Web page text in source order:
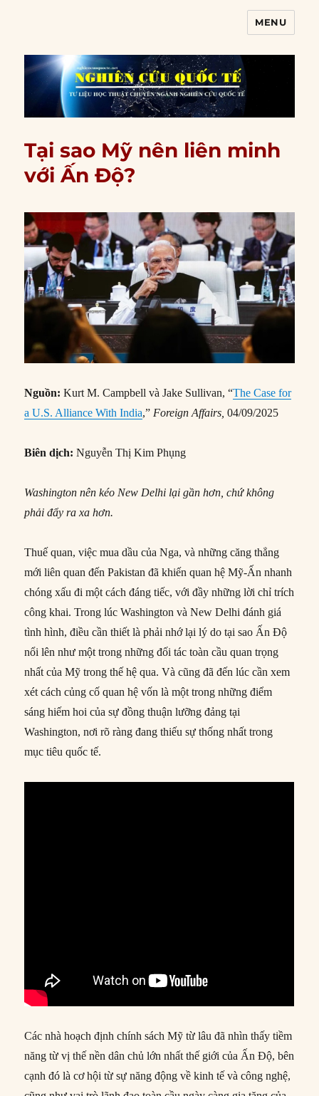
MENU
Tại sao Mỹ nên liên minh
với Ấn Độ?
Nguồn: Kurt M. Campbell và Jake Sullivan, “The Case for
a U.S. Alliance With India,”Foreign Affairs, 04/09/2025
Biên dịch: Nguyễn Thị Kim Phụng
Washington nên kéo New Delhi lại gần hơn, chứ không
phải đẩy ra xa hơn.
Thuế quan, việc mua dầu của Nga, và những căng thẳng
mới liên quan đến Pakistan đã khiến quan hệ Mỹ-Ấn nhanh
chóng xấu đi một cách đáng tiếc, với đầy những lời chỉ trích
công khai. Trong lúc Washington và New Delhi đánh giá
tình hình, điều cần thiết là phải nhớ lại lý do tại sao Ấn Độ
nổi lên như một trong những đối tác toàn cầu quan trọng
nhất của Mỹ trong thế hệ qua. Và cũng đã đến lúc cần xem
xét cách củng cố quan hệ vốn là một trong những điểm
sáng hiếm hoi của sự đồng thuận lưỡng đảng tại
Washington, nơi rõ ràng đang thiếu sự thống nhất trong
mục tiêu quốc tế.
Các nhà hoạch định chính sách Mỹ từ lâu đã nhìn thấy tiềm
năng từ vị thế nền dân chủ lớn nhất thế giới của Ấn Độ, bên
cạnh đó là cơ hội từ sự năng động về kinh tế và công nghệ,